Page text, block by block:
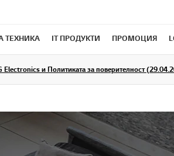
ТЕХНИКА IT ПРОДУКТИ ПРОМОЦИЯ
Electronics и Политиката за поверителност